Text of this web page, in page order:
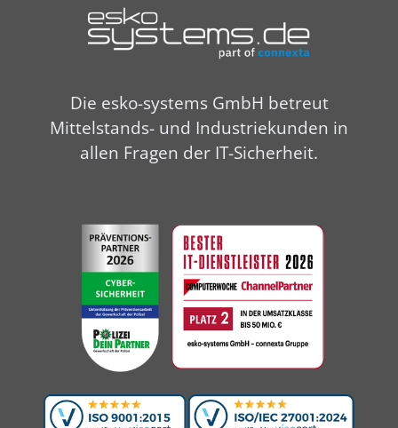
Die esko-systems GmbH betreut
Mittelstands- und Industriekunden in
allen Fragen der IT-Sicherheit.